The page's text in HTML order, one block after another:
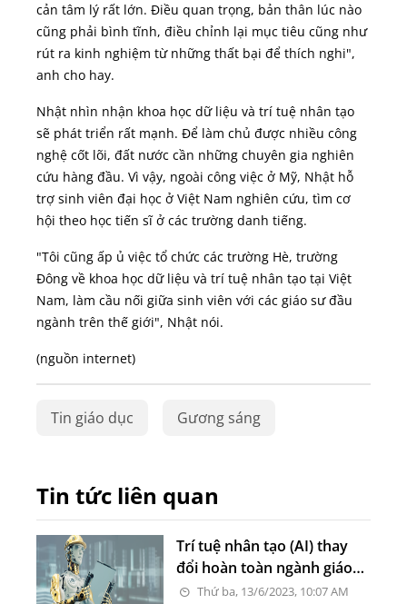
cản tâm lý rất lớn. Điều quan trọng, bản thân lúc nào
cũng phải bình tĩnh, điều chỉnh lại mục tiêu cũng như
rút ra kinh nghiệm từ những thất bại để thích nghi",
anh cho hay.
Nhật nhìn nhận khoa học dữ liệu và trí tuệ nhân tạo
sẽ phát triển rất mạnh. Để làm chủ được nhiều công
nghệ cốt lõi, đất nước cần những chuyên gia nghiên
cứu hàng đầu. Vì vậy, ngoài công việc ở Mỹ, Nhật hỗ
trợ sinh viên đại học ở Việt Nam nghiên cứu, tìm cơ
hội theo học tiến sĩ ở các trường danh tiếng.
"Tôi cũng ấp ủ việc tổ chức các trường Hè, trường
Đông về khoa học dữ liệu và trí tuệ nhân tạo tại Việt
Nam, làm cầu nối giữa sinh viên với các giáo sư đầu
ngành trên thế giới", Nhật nói.
(nguồn internet)
Tin giáo dục Gương sáng
Tin tức liên quan
Trí tuệ nhân tạo (AI) thay
đổi hoàn toàn ngành giáo
dụcThứ ba, 13/6/2023, 10:07 AM